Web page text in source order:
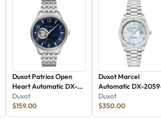
Duxot Patrios Open
Heart Automatic DX-
2023-55
Duxot
$159.00
Duxot Marcel
Automatic DX-
Duxot
$350.00